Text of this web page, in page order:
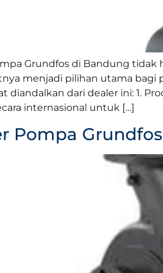
Grundfos di Bandung
menjadi pilihan utama bagi
diandalkan dari dealer ini: 1.
internasional untuk […]
Pompa